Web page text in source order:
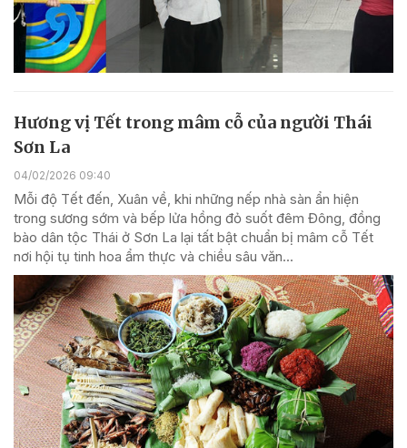
Hương vị Tết trong mâm cỗ của người Thái
Sơn La
04/02/2026 09:40
Mỗi độ Tết đến, Xuân về, khi những nếp nhà sàn ẩn hiện
trong sương sớm và bếp lửa hồng đỏ suốt đêm Đông, đồng
bào dân tộc Thái ở Sơn La lại tất bật chuẩn bị mâm cỗ Tết
nơi hội tụ tinh hoa ẩm thực và chiều sâu văn...